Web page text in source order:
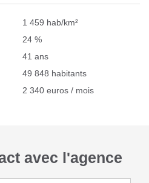
1 459 hab/km²
24 %
41 ans
49 848 habitants
2 340 euros / mois
avec l'agence